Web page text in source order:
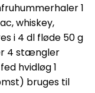
1
whiskey,
i 4 dl fløde 50 g
4 stængler
hvidløg 1
bruges til